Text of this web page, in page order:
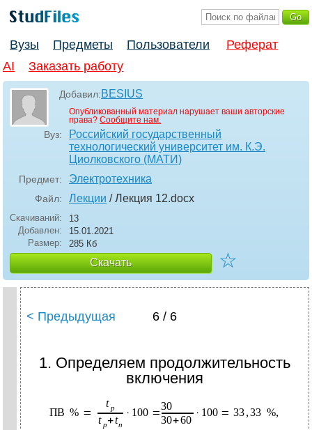
Вузы Предметы Пользователи
Реферат
AI
Заказать работу
Добавил:BESIUS
Опубликованный материал нарушает ваши авторские
права? Сообщите нам.
Вуз:
Российский государственный
технологический университет им. К.Э.
Циолковского (МАТИ)
Предмет: Электротехника
Файл: Лекции / Лекция 12.docx
Скачиваний:
13
Добавлен:
15.01.2021
Размер:
285 Кб
Скачать ☆
< Предыдущая 6 / 6
1. Определяем продолжительность
включения